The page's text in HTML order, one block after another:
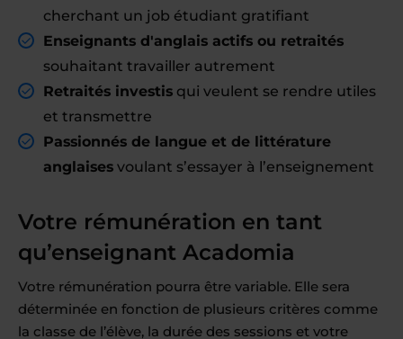
cherchant un job étudiant gratifiant
Enseignants d'anglais actifs ou retraités
souhaitant travailler autrement
Retraités investis qui veulent se rendre utiles
et transmettre
Passionnés de langue et de littérature
anglaises voulant s’essayer à l’enseignement
Votre rémunération en tant
qu’enseignant Acadomia
Votre rémunération pourra être variable. Elle sera
déterminée en fonction de plusieurs critères comme
la classe de l’élève, la durée des sessions et votre